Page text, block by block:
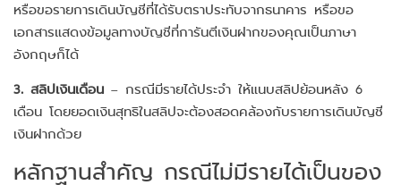
หรือขอรายการเดินบัญชีที่ได้รับตราประทับจากธนาคาร หรือขอ
เอกสารแสดงข้อมูลทางบัญชีที่การันตีเงินฝากของคุณเป็นภาษา
อังกฤษก็ได้
3. สลิปเงินเดือน – กรณีมีรายได้ประจำ ให้แนบสลิปย้อนหลัง 6
เดือน โดยยอดเงินสุทธิในสลิปจะต้องสอดคล้องกับรายการเดินบัญชี
เงินฝากด้วย
หลักฐานสำคัญ กรณีไม่มีรายได้เป็นของ